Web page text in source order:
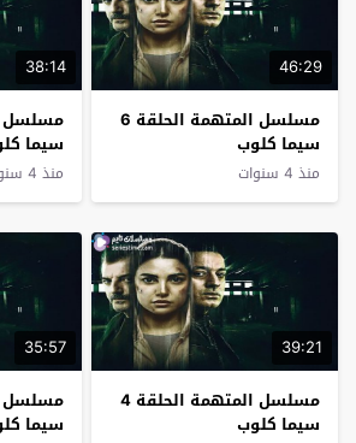
46:29
مسلسل المتهمة الحلقة 6
سيما كلوب
منذ 4 سنوات
38:14
سيما
منذ 4 سنوات
39:21
مسلسل المتهمة الحلقة 4
سيما كلوب
35:57
سيما